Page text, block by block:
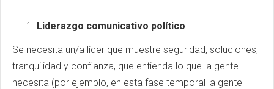
Liderazgo comunicativo político
Se necesita un/a líder que muestre seguridad, soluciones,
tranquilidad y confianza, que entienda lo que la gente
necesita (por ejemplo, en esta fase temporal la gente